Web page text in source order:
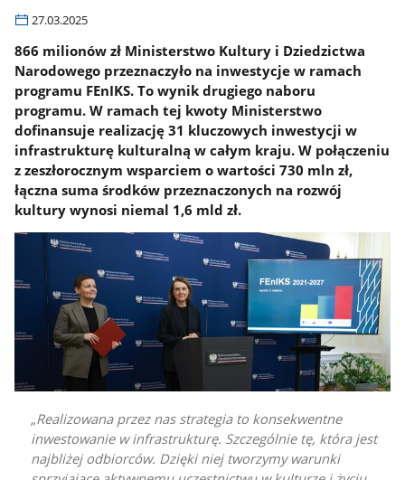
27.03.2025
866 milionów zł Ministerstwo Kultury i Dziedzictwa
Narodowego przeznaczyło na inwestycje w ramach
programu FEnIKS. To wynik drugiego naboru
programu. W ramach tej kwoty Ministerstwo
dofinansuje realizację 31 kluczowych inwestycji w
infrastrukturę kulturalną w całym kraju. W połączeniu
z zeszłorocznym wsparciem o wartości 730 mln zł,
łączna suma środków przeznaczonych na rozwój
kultury wynosi niemal 1,6 mld zł.
Realizowana przez nas strategia to konsekwentne
inwestowanie w infrastrukturę. Szczególnie tę, która jest
najbliżej odbiorców. Dzięki niej tworzymy warunki